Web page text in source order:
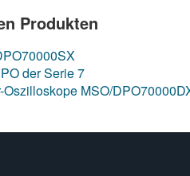
Produkten
der Serie 7
MSO/